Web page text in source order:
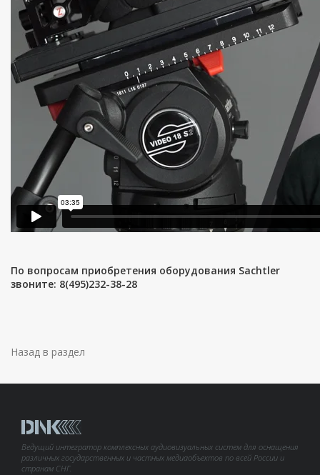
По вопросам приобретения оборудования Sachtler
звоните: 8(495)232-38-28
Назад в раздел
Ведущий интегратор комплексных аудиовизуальных систем для оснащения
различных государственных и частных медиаобъектов по всей России и
странам СНГ.